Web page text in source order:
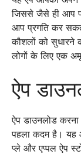
जिससे जैसे ही आप
आप प्रगति कर
कौशलों को सुधारने
लोगों के लिए एक
ऐप
ऐप डाउनलोड
पहला कदम है। यह
प्ले और एप्पल ऐप